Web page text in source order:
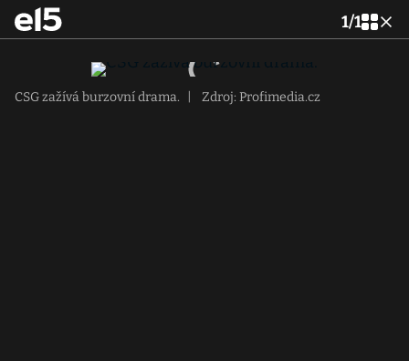
1/1
CSG zažívá burzovní drama. Zdroj: Profimedia.cz